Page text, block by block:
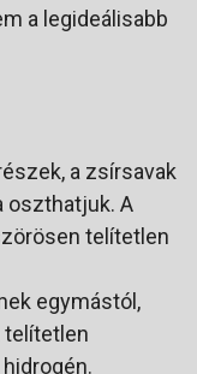
a legideálisabb
a zsírsavak
oszthatjuk. A
telítetlen
egymástól,
telítetlen